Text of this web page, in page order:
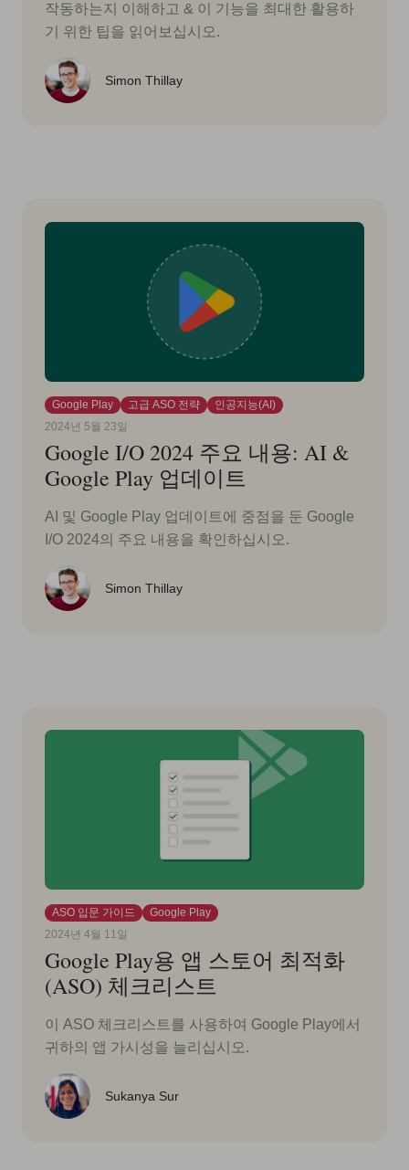
작동하는지 이해하고 & 이 기능을 최대한 활용하
기 위한 팁을 읽어보십시오.
Simon Thillay
Google Play 고급 ASO 전략
인공지능(AI)
2024년 5월 23일
Google I/O 2024 주요 내용: AI &
Google Play 업데이트
AI 및 Google Play 업데이트에 중점을 둔 Google
I/O 2024의 주요 내용을 확인하십시오.
Simon Thillay
ASO 입문 가이드
Google Play
2024년 4월 11일
Google Play용 앱 스토어 최적화
(ASO) 체크리스트
이 ASO 체크리스트를 사용하여 Google Play에서
귀하의 앱 가시성을 늘리십시오.
Sukanya Sur